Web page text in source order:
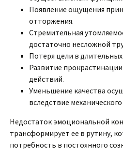
Появление ощущения
отторжения.
Стремительная
достаточно несложной
Потеря цели в длительных
Развитие
действий.
Уменьшение качества
вследствие
Недостаток эмоциональной
трансформирует ее в рутину,
потребность в постоянного